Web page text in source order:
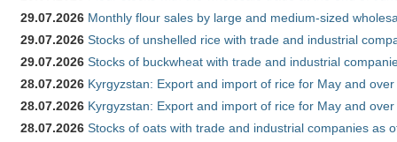
29.07.2026 Monthly flour sales by large and medium-sized
29.07.2026 Stocks of unshelled rice with trade and industrial
29.07.2026 Stocks of buckwheat with trade and industrial
28.07.2026 Kyrgyzstan: Export and import of rice for May and
28.07.2026 Kyrgyzstan: Export and import of rice for May and
28.07.2026 Stocks of oats with trade and industrial companies as